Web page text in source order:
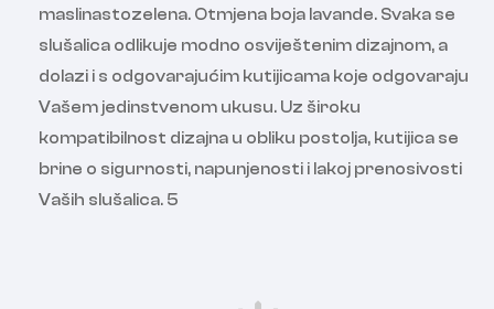
maslinastozelena. Otmjena boja lavande. Svaka se
slušalica odlikuje modno osviještenim dizajnom, a
dolazi i s odgovarajućim kutijicama koje odgovaraju
Vašem jedinstvenom ukusu. Uz široku
kompatibilnost dizajna u obliku postolja, kutijica se
brine o sigurnosti, napunjenosti i lakoj prenosivosti
Vaših slušalica. 5